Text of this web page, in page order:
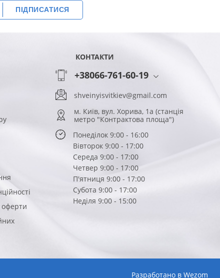
ПІДПИСАТИСЯ
оферти
КОНТАКТИ
+38066-761-60-19
shveinyisvitkiev@gmail.com
м. Київ, вул. Хорива, 1а (станція
метро "Контрактова площа")
Понеділок 9:00 - 16:00
Вівторок 9:00 - 17:00
Середа 9:00 - 17:00
Четвер 9:00 - 17:00
П'ятниця 9:00 - 17:00
Субота 9:00 - 17:00
Неділя 9:00 - 15:00
Разработано в Wezom